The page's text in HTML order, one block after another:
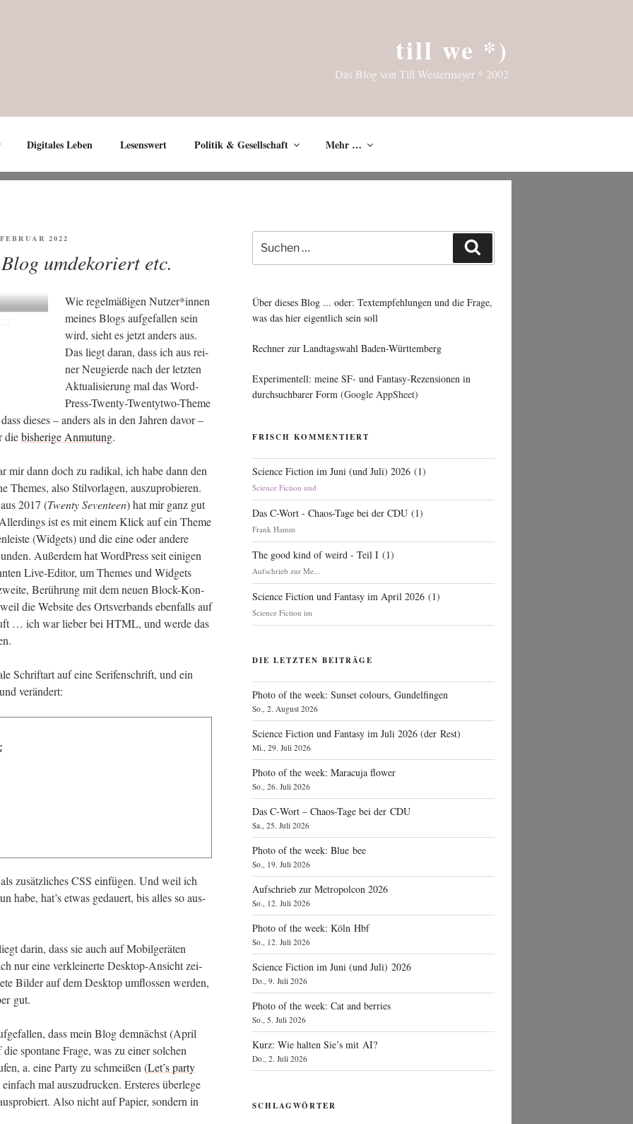
till we *)
Das Blog von Till Westermayer * 2002
Digitales Leben Lesenswert Politik & Gesellschaft Mehr …
2022
umdekoriert etc.
Wie regel­mä­ßi­gen Nutzer*innen
mei­nes Blogs auf­ge­fal­len sein
wird, sieht es jetzt anders aus.
Das liegt dar­an, dass ich aus rei­
ner Neu­gier­de nach der letz­ten
Aktua­li­sie­rung mal das Word­
Press-Twen­ty-Twen­tyt­wo-The­me
die­ses – anders als in den Jah­ren davor –
diebis­he­ri­ge Anmu­tung.
mir dann doch zu radi­kal, ich habe dann den
The­mes, also Stil­vor­la­gen, aus­zu­pro­bie­ren.
2017 (Twen­ty Seven­teen) hat mir ganz gut
ist es mit einem Klick auf ein The­me
(Wid­gets) und die eine oder ande­re
Außer­dem hat Word­Press seit eini­gen
Live-Edi­tor, um The­mes und Wid­gets
Berüh­rung mit dem neu­en Block-Kon­
die Web­site des Orts­ver­bands eben­falls auf
… ich war lie­ber bei HTML, und wer­de das
Schrift­art auf eine Seri­fen­schrift, und ein
verändert:
zusätz­li­ches CSS ein­fü­gen. Und weil ich
habe, hat’s etwas gedau­ert, bis alles so aus­
dar­in, dass sie auch auf Mobil­ge­rä­ten
nur eine ver­klei­ner­te Desk­top-Ansicht zei­
Bil­der auf dem Desk­top umflos­sen wer­den,
gut.
dass mein Blog dem­nächst (April
spon­ta­ne Fra­ge, was zu einer sol­chen
a. eine Par­ty zu schmei­ßen (Let’s par­ty
mal aus­zu­dru­cken. Ers­te­res über­le­ge
Also nicht auf Papier, son­dern in
Suche
nach:
Über dieses Blog ... oder: Textempfehlungen und die Frage,
was das hier eigentlich sein soll
Rechner zur Landtagswahl Baden-Württemberg
Experimentell: meine SF- und Fantasy-Rezensionen in
durchsuchbarer Form (Google AppSheet)
FRISCH KOMMENTIERT
Science Fiction im Juni (und Juli) 2026 (1)
Science Fiction und
Das C-Wort - Chaos-Tage bei der CDU (1)
Frank Hamm
The good kind of weird - Teil I (1)
Aufschrieb zur Me...
Science Fiction und Fantasy im April 2026 (1)
Science Fiction im
DIE LETZTEN BEITRÄGE
Photo of the week: Sunset colours, Gundelfingen
So., 2. August 2026
Science Fiction und Fantasy im Juli 2026 (der Rest)
Mi., 29. Juli 2026
Photo of the week: Maracuja flower
So., 26. Juli 2026
Das C‑Wort – Chaos-Tage bei der CDU
Sa., 25. Juli 2026
Photo of the week: Blue bee
So., 19. Juli 2026
Aufschrieb zur Metropolcon 2026
So., 12. Juli 2026
Photo of the week: Köln Hbf
So., 12. Juli 2026
Science Fiction im Juni (und Juli) 2026
Do., 9. Juli 2026
Photo of the week: Cat and berries
So., 5. Juli 2026
Kurz: Wie halten Sie’s mit AI?
Do., 2. Juli 2026
SCHLAGWÖRTER